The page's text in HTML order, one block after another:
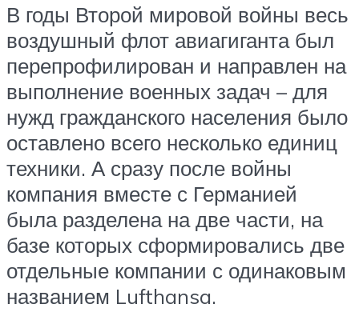
В годы Второй мировой войны весь
воздушный флот авиагиганта был
перепрофилирован и направлен на
выполнение военных задач – для
нужд гражданского населения было
оставлено всего несколько единиц
техники. А сразу после войны
компания вместе с Германией
была разделена на две части, на
базе которых сформировались две
отдельные компании с одинаковым
названием Lufthansa.